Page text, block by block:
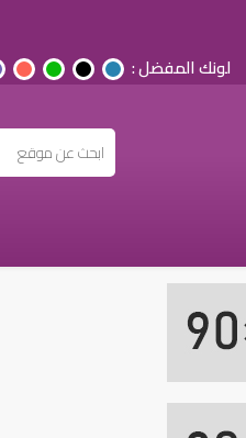
لونك المفضل :